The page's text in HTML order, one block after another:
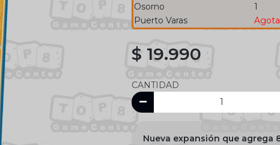
Osorno
1
Puerto Varas
$ 19.990
CANTIDAD
Nueva expansión que agrega